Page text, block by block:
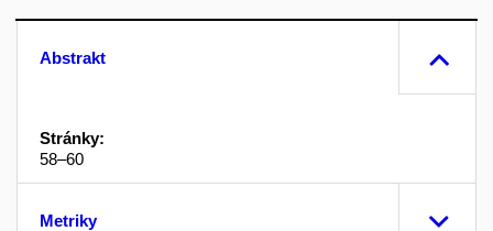
Abstrakt
Stránky:
58–60
Metriky